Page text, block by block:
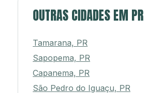
OUTRAS CIDADES EM PR
Tamarana, PR
Sapopema, PR
Capanema, PR
São Pedro do Iguaçu, PR